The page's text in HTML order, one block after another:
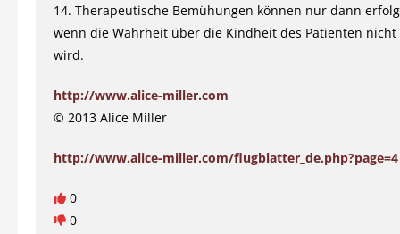
14. Therapeutische Bemühungen können nur dann
wenn die Wahrheit über die Kindheit des Patienten nicht
wird.
http://www.alice-miller.com
© 2013 Alice Miller
http://www.alice-miller.com/flugblatter_de.php?page=4
0
0